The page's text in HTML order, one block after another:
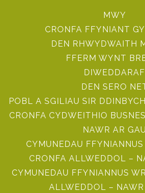
MWY
CRONFA FFYNIANT
DEN RHWYDWAITH
FFERM WYNT
DIWEDDARAF
DEN SERO
POBL A SGILIAU SIR
CRONFA CYDWEITHIO
NAWR AR GAU
CYMUNEDAU
CRONFA ALLWEDDOL –
CYMUNEDAU FFYNIANNUS
ALLWEDDOL – NAWR